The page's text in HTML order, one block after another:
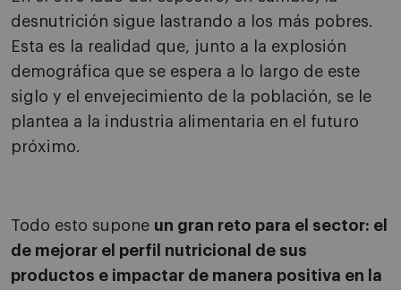
desnutrición sigue lastrando a los más pobres.
Esta es la realidad que, junto a la explosión
demográfica que se espera a lo largo de este
siglo y el envejecimiento de la población, se le
plantea a la industria alimentaria en el futuro
próximo.
Todo esto supone un gran reto para el sector: el
de mejorar el perfil nutricional de sus
productos e impactar de manera positiva en la